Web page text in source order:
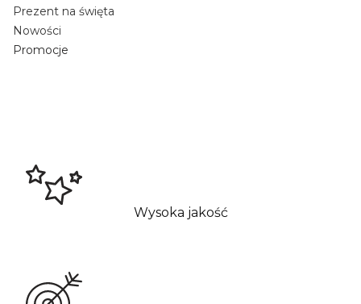
Prezent na święta
Nowości
Promocje
Wysoka jakość